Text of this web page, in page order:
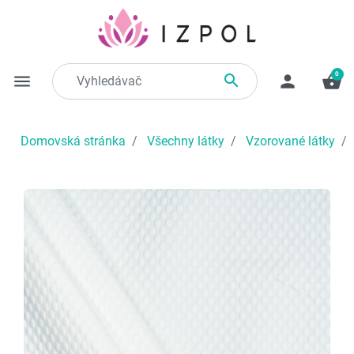
menu  person shopping_basket
0
Domovská stránka Všechny látky Vzorované látky